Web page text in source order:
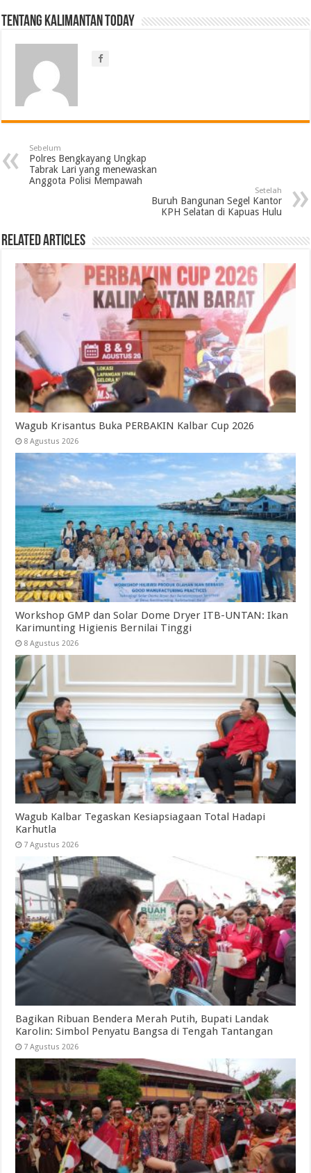
Tentang Kalimantan Today
Sebelum
Polres Bengkayang Ungkap
Tabrak Lari yang menewaskan
Anggota Polisi Mempawah
Setelah
Buruh Bangunan Segel Kantor
KPH Selatan di Kapuas Hulu
Related Articles
Wagub Krisantus Buka PERBAKIN Kalbar Cup 2026
8 Agustus 2026
Workshop GMP dan Solar Dome Dryer ITB-UNTAN: Ikan
Karimunting Higienis Bernilai Tinggi
8 Agustus 2026
Wagub Kalbar Tegaskan Kesiapsiagaan Total Hadapi
Karhutla
7 Agustus 2026
Bagikan Ribuan Bendera Merah Putih, Bupati Landak
Karolin: Simbol Penyatu Bangsa di Tengah Tantangan
7 Agustus 2026